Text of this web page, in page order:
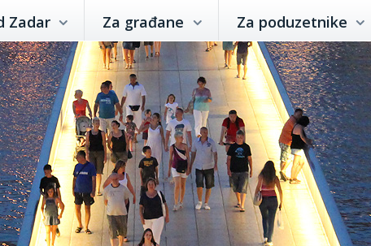
Zadar Za građane Za poduzetnike